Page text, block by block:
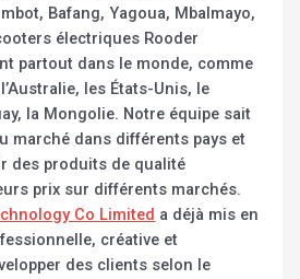
Bafang, Yagoua, Mbalmayo,
électriques Rooder
partout dans le monde, comme
l’Australie, les États-Unis, le
la Mongolie. Notre équipe sait
marché dans différents pays et
des produits de qualité
prix sur différents marchés.
Co Limited a déjà mis en
créative et
des clients selon le